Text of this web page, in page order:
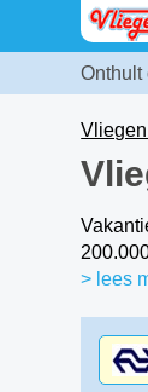
Onthult
> lees